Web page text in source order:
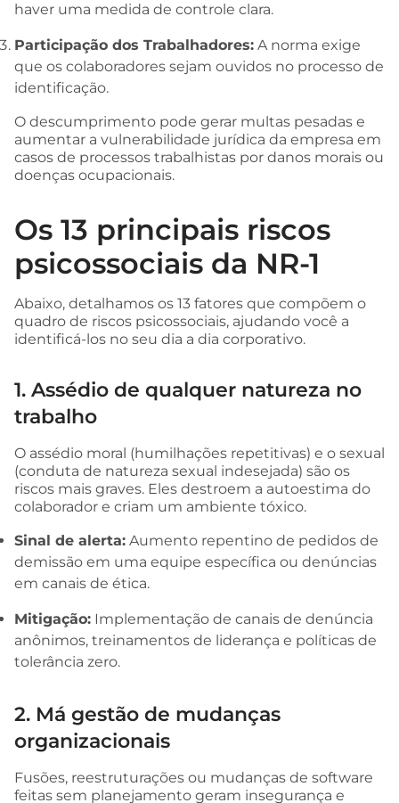
haver uma medida de controle clara.
Participação dos Trabalhadores: A norma exige
que os colaboradores sejam ouvidos no processo de
identificação.
O descumprimento pode gerar multas pesadas e
aumentar a vulnerabilidade jurídica da empresa em
casos de processos trabalhistas por danos morais ou
doenças ocupacionais.
Os 13 principais riscos
psicossociais da NR-1
Abaixo, detalhamos os 13 fatores que compõem o
quadro de riscos psicossociais, ajudando você a
identificá-los no seu dia a dia corporativo.
1. Assédio de qualquer natureza no
trabalho
O assédio moral (humilhações repetitivas) e o sexual
(conduta de natureza sexual indesejada) são os
riscos mais graves. Eles destroem a autoestima do
colaborador e criam um ambiente tóxico.
Sinal de alerta: Aumento repentino de pedidos de
demissão em uma equipe específica ou denúncias
em canais de ética.
Mitigação: Implementação de canais de denúncia
anônimos, treinamentos de liderança e políticas de
tolerância zero.
2. Má gestão de mudanças
organizacionais
Fusões, reestruturações ou mudanças de software
feitas sem planejamento geram insegurança e